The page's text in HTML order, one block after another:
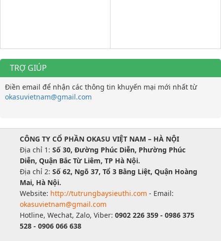
TRỢ GIÚP
Điền email để nhận các thông tin khuyến mại mới nhất từ
okasuvietnam@gmail.com
CÔNG TY CỔ PHẦN OKASU VIỆT NAM – HÀ NỘI
Địa chỉ 1: Số 30, Đường Phúc Diễn, Phường Phúc
Diễn, Quận Bắc Từ Liêm, TP Hà Nội.
Địa chỉ 2: Số 62, Ngõ 37, Tổ 3 Bằng Liệt, Quận Hoàng
Mai, Hà Nội.
Website: http://tutrungbaysieuthi.com - Email:
okasuvietnam@gmail.com
Hotline, Wechat, Zalo, Viber: 0902 226 359 - 0986 375
528 - 0906 066 638